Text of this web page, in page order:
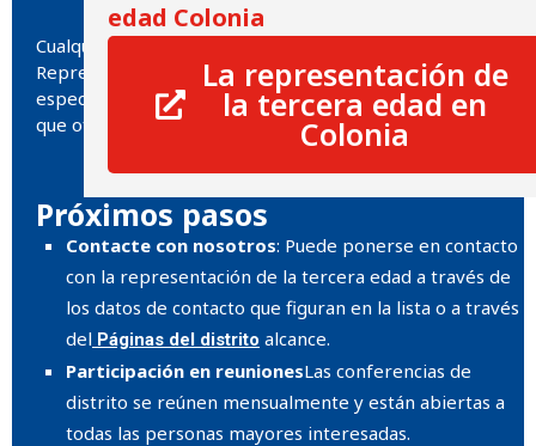
Cualquier persona mayor de Colonia puede dirigirse a la
Representación de Mayores. No hay requisitos
específicos para aprovechar el asesoramiento y el apoyo
que ofrece la Representación de Mayores.
Próximos pasos
Contacte con nosotros: Puede ponerse en contacto
con la representación de la tercera edad a través de
los datos de contacto que figuran en la lista o a través
del Páginas del distrito alcance.
Participación en reunionesLas conferencias de
distrito se reúnen mensualmente y están abiertas a
todas las personas mayores interesadas.
edad Colonia
La representación de
la tercera edad en
Colonia